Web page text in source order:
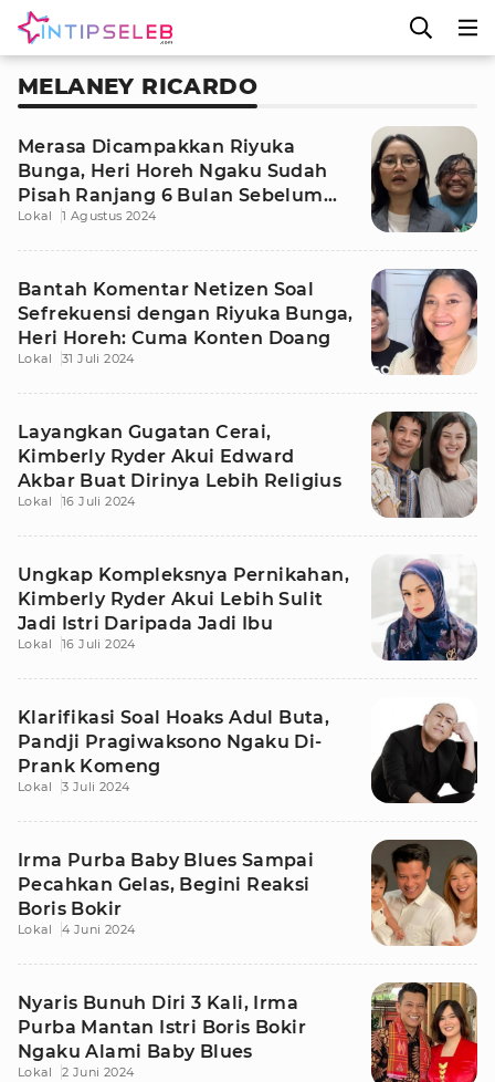
MELANEY RICARDO
Merasa Dicampakkan Riyuka
Bunga, Heri Horeh Ngaku Sudah
Pisah Ranjang 6 Bulan Sebelum
Cerai
Lokal 1 Agustus 2024
Bantah Komentar Netizen Soal
Sefrekuensi dengan Riyuka Bunga,
Heri Horeh: Cuma Konten Doang
Lokal 31 Juli 2024
Layangkan Gugatan Cerai,
Kimberly Ryder Akui Edward
Akbar Buat Dirinya Lebih Religius
Lokal 16 Juli 2024
Ungkap Kompleksnya Pernikahan,
Kimberly Ryder Akui Lebih Sulit
Jadi Istri Daripada Jadi Ibu
Lokal 16 Juli 2024
Klarifikasi Soal Hoaks Adul Buta,
Pandji Pragiwaksono Ngaku Di-
Prank Komeng
Lokal 3 Juli 2024
Irma Purba Baby Blues Sampai
Pecahkan Gelas, Begini Reaksi
Boris Bokir
Lokal 4 Juni 2024
Nyaris Bunuh Diri 3 Kali, Irma
Purba Mantan Istri Boris Bokir
Ngaku Alami Baby Blues
Lokal 2 Juni 2024